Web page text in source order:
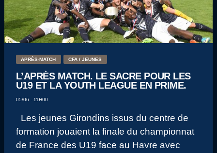
APRÈS-MATCH CFA / JEUNES
L’APRÈS MATCH. LE SACRE POUR LES
U19 ET LA YOUTH LEAGUE EN PRIME.
05/06 - 11H00
Les jeunes Girondins issus du centre de
formation jouaient la finale du championnat
de France des U19 face au Havre avec